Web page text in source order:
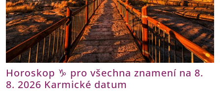
Horoskop ♑ pro všechna znamení na 8.
8. 2026 Karmické datum